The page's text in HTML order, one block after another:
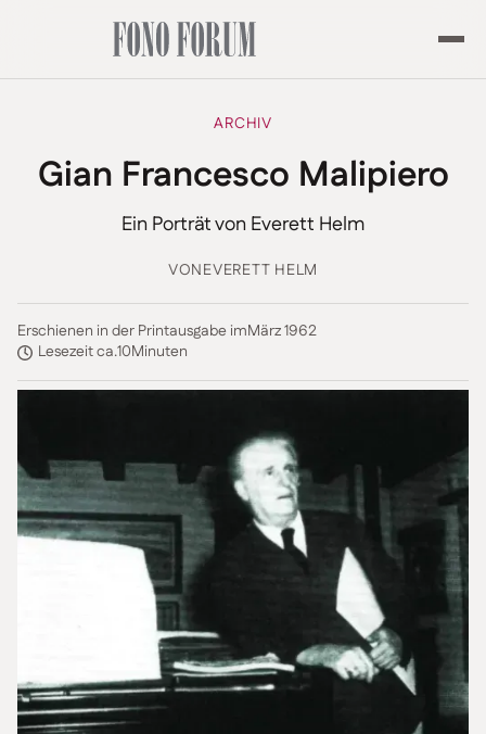
ARCHIV
Gian Francesco Malipiero
Ein Porträt von Everett Helm
VONEVERETT HELM
Erschienen in der Printausgabe imMärz 1962
Lesezeit ca.10Minuten